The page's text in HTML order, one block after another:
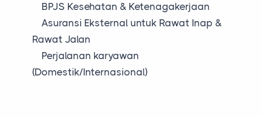
BPJS Kesehatan & Ketenagakerjaan
Asuransi Eksternal untuk Rawat Inap &
Rawat Jalan
Perjalanan karyawan
(Domestik/Internasional)